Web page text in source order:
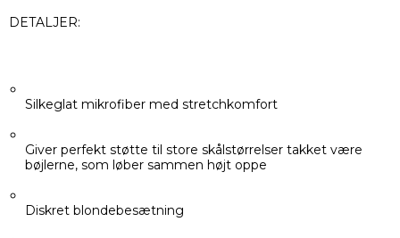
DETALJER:
Silkeglat mikrofiber med stretchkomfort
Giver perfekt støtte til store skålstørrelser takket være
bøjlerne, som løber sammen højt oppe
Diskret blondebesætning